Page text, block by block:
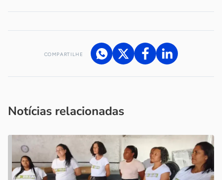
COMPARTILHE
Notícias relacionadas